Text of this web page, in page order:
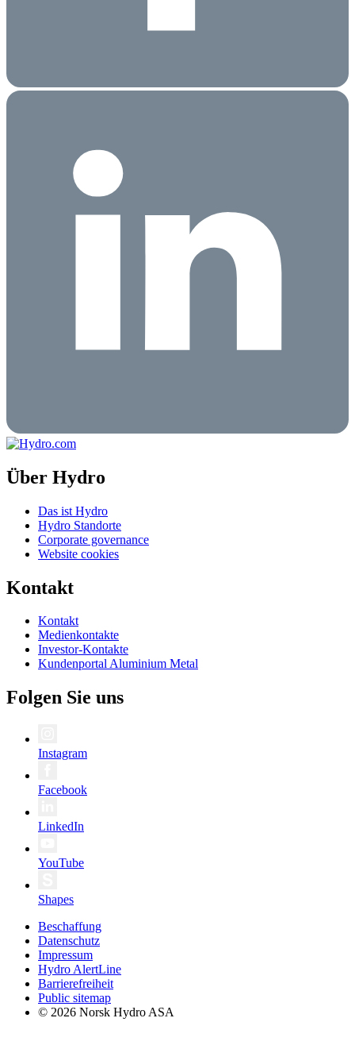
Über Hydro
Das ist Hydro
Hydro Standorte
Corporate governance
Website cookies
Kontakt
Kontakt
Medienkontakte
Investor-Kontakte
Kundenportal Aluminium Metal
Folgen Sie uns
Instagram
Facebook
LinkedIn
YouTube
Shapes
Beschaffung
Datenschutz
Impressum
Hydro AlertLine
Barrierefreiheit
Public sitemap
© 2026 Norsk Hydro ASA